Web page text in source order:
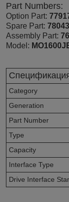
Part Numbers:
Option Part:
Spare Part:
Assembly Part:
Model:
Category
Generation
Part Number
Type
Capacity
Interface Type
Drive Interface